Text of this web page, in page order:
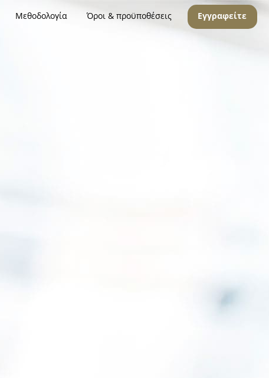
Μεθοδολογία Όροι & προϋποθέσεις Εγγραφείτε